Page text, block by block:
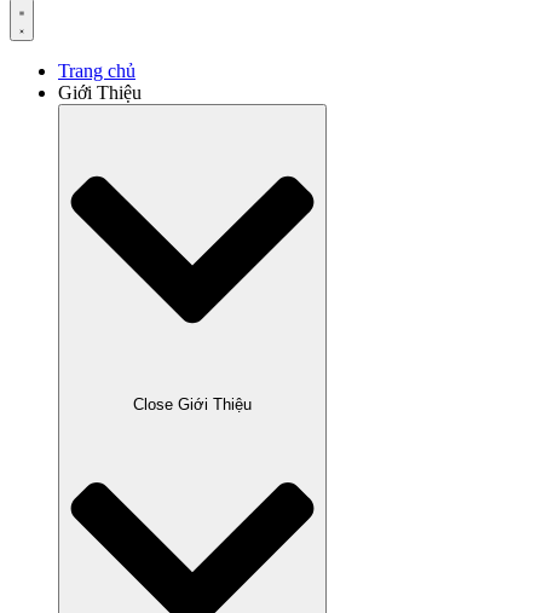
Trang chủ
Giới Thiệu
Close Giới Thiệu